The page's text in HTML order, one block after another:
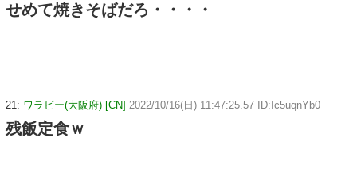
せめて焼きそばだろ・・・・
21: ワラビー(大阪府) [CN] 2022/10/16(日) 11:47:25.57 ID:Ic5uqnYb0
残飯定食ｗ